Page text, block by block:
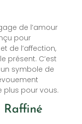
de l’amour
pour
de l’affection,
présent. C’est
symbole de
plus pour vous.
Raffiné